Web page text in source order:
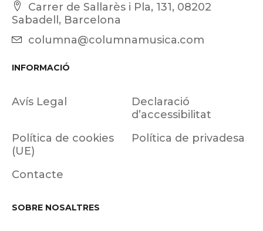
Carrer de Sallarès i Pla, 131, 08202
Sabadell, Barcelona
columna@columnamusica.com
INFORMACIÓ
Avís Legal
Declaració
d’accessibilitat
Política de cookies
(UE)
Política de privadesa
Contacte
SOBRE NOSALTRES